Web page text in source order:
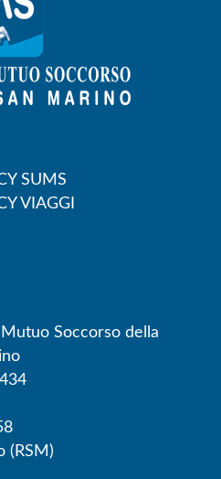
SUMS
VIAGGI
Soccorso della
(RSM)